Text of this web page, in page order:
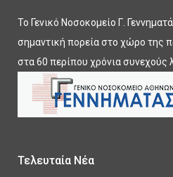
Το Γενικό Νοσοκομείο Γ.
σημαντική πορεία στο χώρο της
στα 60 περίπου χρόνια συνεχούς
Τελευταία Νέα